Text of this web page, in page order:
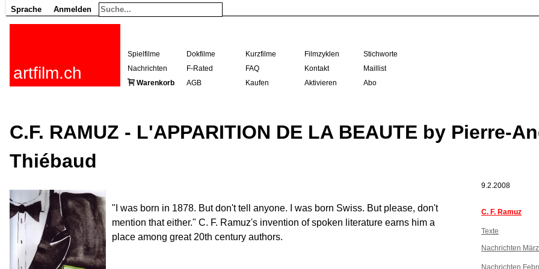
Sprache Anmelden
artfilm.ch
Spielfilme Dokfilme Kurzfilme Filmzyklen
Stichworte
Nachrichten
F-Rated FAQ Kontakt
Maillist
Warenkorb
AGB Kaufen Aktivieren Abo
C.F. RAMUZ - L'APPARITION DE LA BEAUTE by Pierre-
Thiébaud
9.2.2008
C. F. Ramuz
Texte
Nachrichten
Nachrichten
"I was born in 1878. But don't tell anyone. I was born Swiss. But please, don't
mention that either." C. F. Ramuz's invention of spoken literature earns him a
place among great 20th century authors.